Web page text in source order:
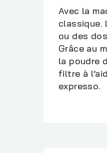
Avec la
classique.
ou des
Grâce au
la poudre
filtre à
expresso.